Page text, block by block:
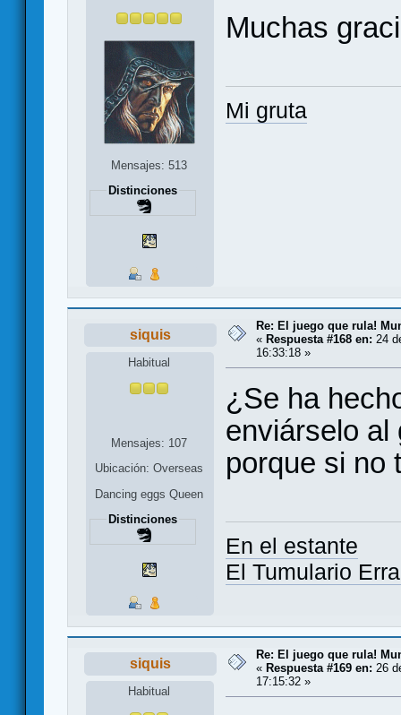
Mensajes: 513
Distinciones
Muchas
Mi gruta
siquis
Habitual
Mensajes: 107
Ubicación: Overseas
Dancing eggs Queen
Distinciones
Re: El juego que rula!
« Respuesta #168 en: 24
16:33:18 »
¿Se ha
enviárselo al
porque si
En el estante
El Tumulario
siquis
Habitual
Re: El juego que rula!
« Respuesta #169 en: 26
17:15:32 »